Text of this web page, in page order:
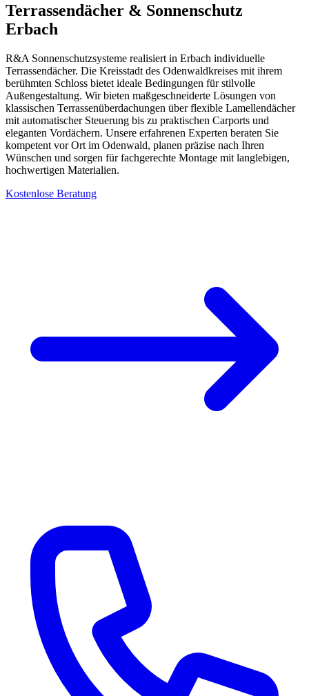
Terrassendächer & Sonnenschutz
Erbach
R&A Sonnenschutzsysteme realisiert in Erbach individuelle
Terrassendächer. Die Kreisstadt des Odenwaldkreises mit ihrem
berühmten Schloss bietet ideale Bedingungen für stilvolle
Außengestaltung. Wir bieten maßgeschneiderte Lösungen von
klassischen Terrassenüberdachungen über flexible Lamellendächer
mit automatischer Steuerung bis zu praktischen Carports und
eleganten Vordächern. Unsere erfahrenen Experten beraten Sie
kompetent vor Ort im Odenwald, planen präzise nach Ihren
Wünschen und sorgen für fachgerechte Montage mit langlebigen,
hochwertigen Materialien.
Kostenlose Beratung